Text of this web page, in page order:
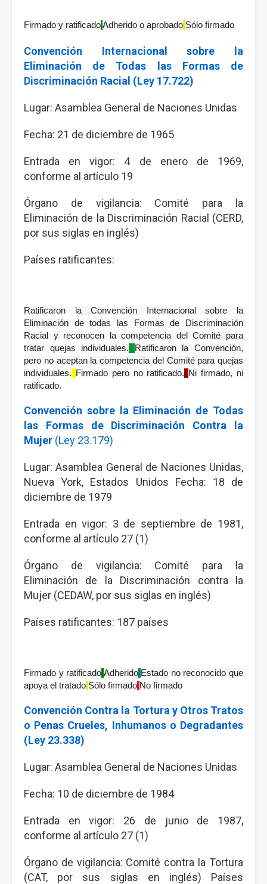
Firmado y ratificadoAdherido o aprobado Sólo firmado
Convención Internacional sobre la
Eliminación de Todas las Formas de
Discriminación Racial (Ley 17.722)
Lugar: Asamblea General de Naciones Unidas
Fecha: 21 de diciembre de 1965
Entrada en vigor: 4 de enero de 1969,
conforme al artículo 19
Órgano de vigilancia: Comité para la
Eliminación de la Discriminación Racial (CERD,
por sus siglas en inglés)
Países ratificantes:
Ratificaron la Convención Internacional sobre la
Eliminación de todas las Formas de
Discriminación
Racial y reconocen la competencia del Comité para
tratar quejas
individuales.
Ratificaron la Convención,
pero no aceptan la competencia del Comité para quejas
individuales.
Firmado pero no ratificado.
Ni firmado, ni
ratificado.
Convención sobre la Eliminación de Todas
las Formas de Discriminación Contra la
Mujer (Ley 23.179)
Lugar: Asamblea General de Naciones Unidas,
Nueva York, Estados Unidos Fecha: 18 de
diciembre de 1979
Entrada en vigor: 3 de septiembre de 1981,
conforme al artículo 27 (1)
Órgano de vigilancia: Comité para la
Eliminación de la Discriminación contra la
Mujer (CEDAW, por sus siglas en inglés)
Países ratificantes: 187 países
Firmado y ratificado Adherido Estado no reconocido que
apoya el tratado Sólo firmado No firmado
Convención Contra la Tortura y Otros Tratos
o Penas Crueles, Inhumanos o Degradantes
(Ley 23.338)
Lugar: Asamblea General de Naciones Unidas
Fecha: 10 de diciembre de 1984
Entrada en vigor: 26 de junio de 1987,
conforme al artículo 27 (1)
Órgano de vigilancia: Comité contra la Tortura
(CAT, por sus siglas en inglés) Países